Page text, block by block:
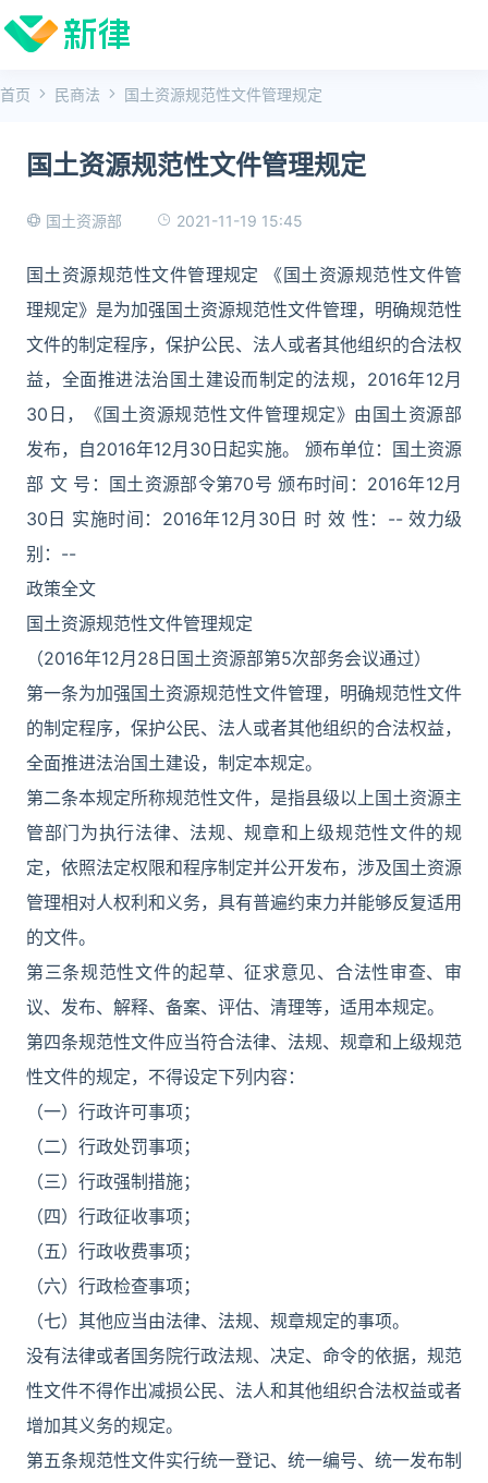
首页 民商法 国土资源规范性文件管理规定
国土资源规范性文件管理规定
国土资源部 2021-11-19 15:45
国土资源规范性文件管理规定 《国土资源规范性文件管
理规定》是为加强国土资源规范性文件管理，明确规范性
文件的制定程序，保护公民、法人或者其他组织的合法权
益，全面推进法治国土建设而制定的法规，2016年12月
30日，《国土资源规范性文件管理规定》由国土资源部
发布，自2016年12月30日起实施。 颁布单位：国土资源
部 文 号：国土资源部令第70号 颁布时间：2016年12月
30日 实施时间：2016年12月30日 时 效 性：-- 效力级
别：--
政策全文
国土资源规范性文件管理规定
（2016年12月28日国土资源部第5次部务会议通过）
第一条为加强国土资源规范性文件管理，明确规范性文件
的制定程序，保护公民、法人或者其他组织的合法权益，
全面推进法治国土建设，制定本规定。
第二条本规定所称规范性文件，是指县级以上国土资源主
管部门为执行法律、法规、规章和上级规范性文件的规
定，依照法定权限和程序制定并公开发布，涉及国土资源
管理相对人权利和义务，具有普遍约束力并能够反复适用
的文件。
第三条规范性文件的起草、征求意见、合法性审查、审
议、发布、解释、备案、评估、清理等，适用本规定。
第四条规范性文件应当符合法律、法规、规章和上级规范
性文件的规定，不得设定下列内容：
（一）行政许可事项；
（二）行政处罚事项；
（三）行政强制措施；
（四）行政征收事项；
（五）行政收费事项；
（六）行政检查事项；
（七）其他应当由法律、法规、规章规定的事项。
没有法律或者国务院行政法规、决定、命令的依据，规范
性文件不得作出减损公民、法人和其他组织合法权益或者
增加其义务的规定。
第五条规范性文件实行统一登记、统一编号、统一发布制